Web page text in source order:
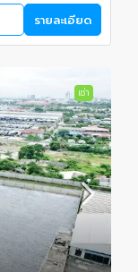
รายละเอียด
เช่า